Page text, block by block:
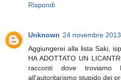
Rispondi
Unknown 24 novembre
Aggiungerei alla lista Saki,
HA ADOTTATO UN
racconti dove
all'autoritarismo stupido dei